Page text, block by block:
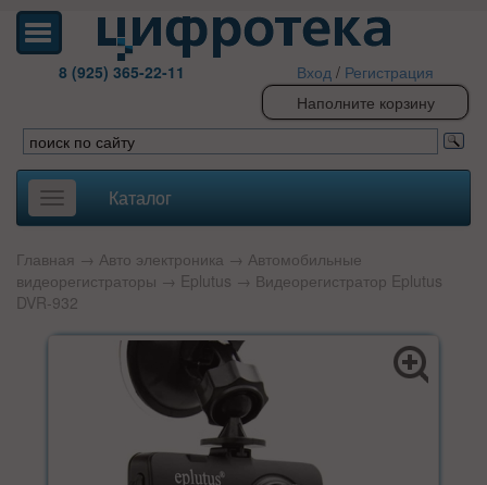
8 (925) 365-22-11 Вход / Регистрация
Наполните корзину
Toggle
navigation
Каталог
Главная → Авто электроника → Автомобильные
видеорегистраторы → Eplutus → Видеорегистратор Eplutus
DVR-932